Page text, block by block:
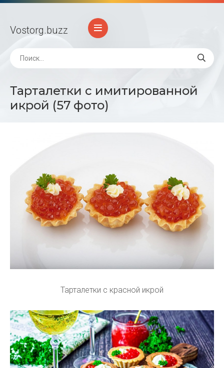
Vostorg.buzz
Тарталетки с имитированной
икрой (57 фото)
Тарталетки с красной икрой